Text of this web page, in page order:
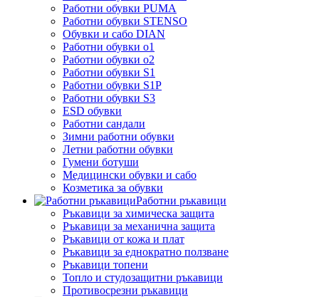
Работни обувки PUMA
Работни обувки STENSO
Обувки и сабо DIAN
Работни обувки o1
Работни обувки o2
Работни обувки S1
Работни обувки S1P
Работни обувки S3
ESD обувки
Работни сандали
Зимни работни обувки
Летни работни обувки
Гумени ботуши
Медицински обувки и сабо
Козметика за обувки
Работни ръкавици
Ръкавици за химическа защита
Ръкавици за механична защита
Ръкавици от кожа и плат
Ръкавици за еднократно ползване
Ръкавици топени
Топло и студозащитни ръкавици
Противосрезни ръкавици